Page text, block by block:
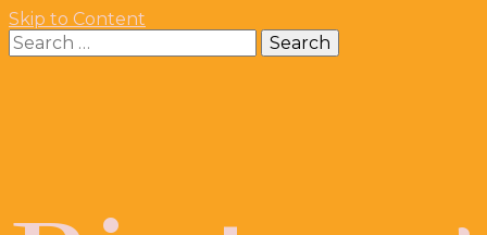
Skip to Content
Search
for: